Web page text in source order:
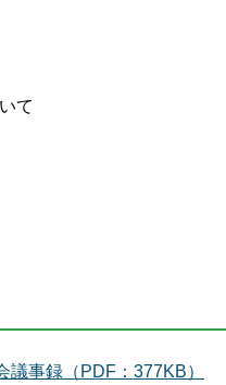
て
事録（PDF：377KB）